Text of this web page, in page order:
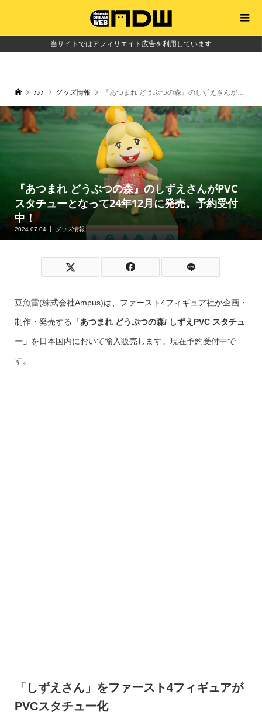
当サイトではアフィリエイト広告を利用しています
♪♪♪ グッズ情報 『あつまれ どうぶつの森』のしずえさんがPVCスタチューとなって24年12月に発売。予約受付中！
『あつまれ どうぶつの森』のしずえさんがPVC
スタチューとなって24年12月に発売。予約受付
中！
2024.07.04 グッズ情報
豆魚雷(株式会社Ampus)は、ファースト4フィギュア社が企画・
制作・発売する 「あつまれ どうぶつの森/ しずえPVC スタチュ
ー」 を日本国内において輸入販売します。現在予約受付中で
す。
「しずえさん」をファースト4フィギュアが
PVCスタチュー化